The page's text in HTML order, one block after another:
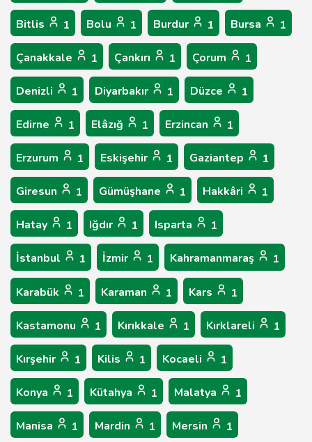
Bitlis 1 Bolu 1 Burdur 1 Bursa 1
Çanakkale 1 Çankırı 1 Çorum 1
Denizli 1 Diyarbakır 1 Düzce 1
Edirne 1 Elâzığ 1 Erzincan 1
Erzurum 1 Eskişehir 1 Gaziantep 1
Giresun 1 Gümüşhane 1 Hakkâri 1
Hatay 1 Iğdır 1 Isparta 1
İstanbul 1 İzmir 1 Kahramanmaraş 1
Karabük 1 Karaman 1 Kars 1
Kastamonu 1 Kırıkkale 1 Kırklareli 1
Kırşehir 1 Kilis 1 Kocaeli 1
Konya 1 Kütahya 1 Malatya 1
Manisa 1 Mardin 1 Mersin 1